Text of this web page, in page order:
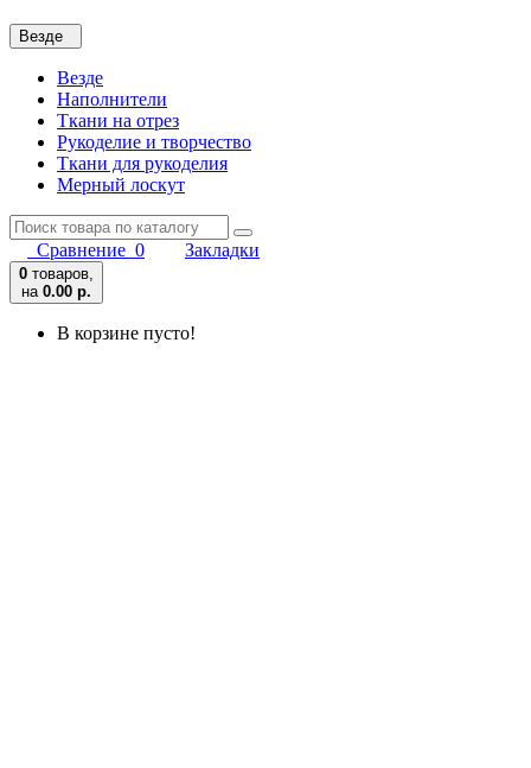
Везде
Везде
Наполнители
Ткани на отрез
Рукоделие и творчество
Ткани для рукоделия
Мерный лоскут
Сравнение 0 Закладки
0 товаров,
на 0.00 р.
В корзине пусто!